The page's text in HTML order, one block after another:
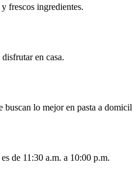
frescos ingredientes.
en casa.
buscan lo mejor en pasta a
de 11:30 a.m. a 10:00 p.m.